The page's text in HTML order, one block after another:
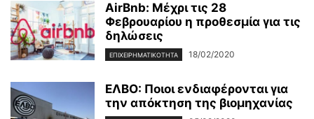
AirBnb: Μέχρι τις 28
Φεβρουαρίου η προθεσμία για τις
δηλώσεις
ΕΠΙΧΕΙΡΗΜΑΤΙΚΌΤΗΤΑ 18/02/2020
ΕΛΒΟ: Ποιοι ενδιαφέρονται για
την απόκτηση της βιομηχανίας